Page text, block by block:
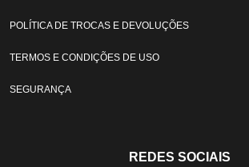
POLÍTICA DE TROCAS E DEVOLUÇÕES
TERMOS E CONDIÇÕES DE USO
SEGURANÇA
REDES SOCIAIS